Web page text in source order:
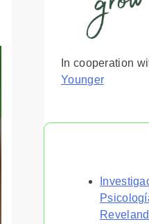
In cooperation
Younger